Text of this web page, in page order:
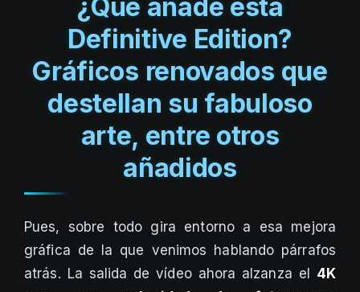
¿Qué añade esta
Definitive Edition?
Gráficos renovados que
destellan su fabuloso
arte, entre otros
añadidos
Pues, sobre todo gira entorno a esa mejora
gráfica de la que venimos hablando párrafos
atrás. La salida de vídeo ahora alzanza el 4K